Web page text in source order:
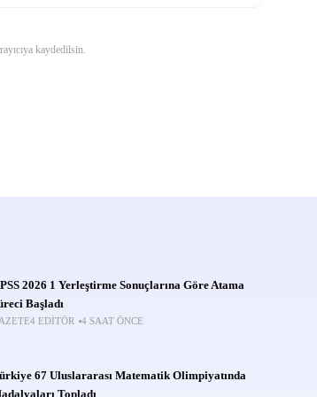
kaydedilsin.
2026 1 Yerleştirme Sonuçlarına Göre Atama
Başladı
EDITÖR 4 SAAT ÖNCE
67 Uluslararası Matematik Olimpiyatında